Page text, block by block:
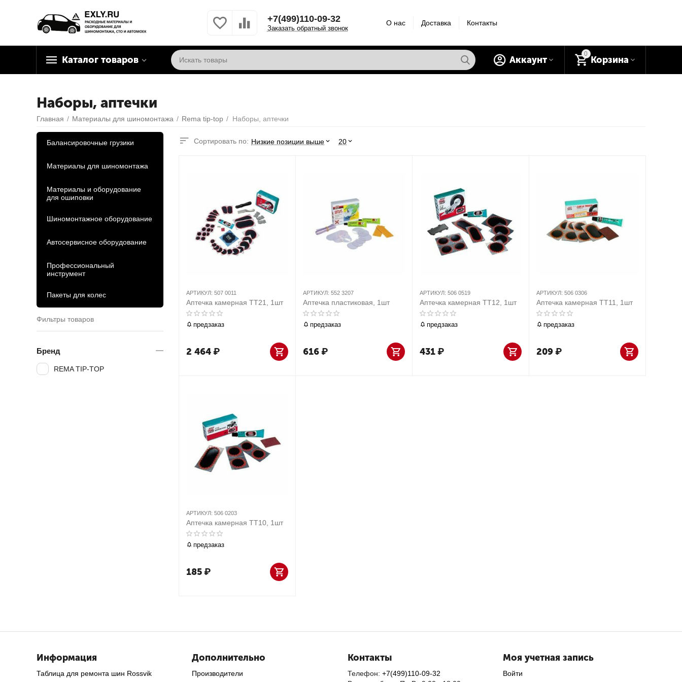
+7(499)110-09-32
Заказать обратный звонок
О нас Доставка Контакты
Каталог товаров
0
Корзина
Аккаунт
Наборы, аптечки
Главная / Материалы для шиномонтажа / Rema tip-top / Наборы, аптечки
Сортировать по: Низкие позиции выше 20
АРТИКУЛ: 507 0011
Аптечка камерная ТТ21, 1шт
предзаказ
2 464₽
АРТИКУЛ: 552 3207
Аптечка пластиковая, 1шт
предзаказ
616₽
АРТИКУЛ: 506 0519
Аптечка камерная ТТ12, 1шт
предзаказ
431₽
АРТИКУЛ: 506 0306
Аптечка камерная ТТ11, 1шт
предзаказ
209₽
АРТИКУЛ: 506 0203
Аптечка камерная ТТ10, 1шт
предзаказ
185₽
Балансировочные грузики
Материалы для шиномонтажа
Материалы и оборудование
для ошиповки
Шиномонтажное оборудование
Автосервисное оборудование
Профессиональный
инструмент
Пакеты для колес
Фильтры товаров
Бренд
REMA TIP-TOP
Информация
Таблица для ремонта шин Rossvik
Дополнительно
Производители
Контакты
Телефон: +7(499)110-09-32
Моя учетная запись
Войти